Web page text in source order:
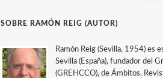
SOBRE RAMÓN REIG (AUTOR)
Ramón Reig (Sevilla, 1954) es
Sevilla (España), fundador del
(GREHCCO), de Ámbitos.